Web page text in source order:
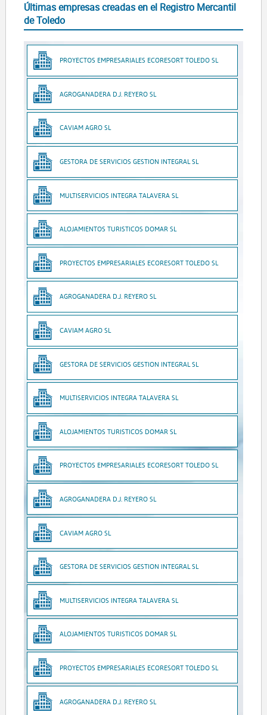
Últimas empresas creadas en el Registro Mercantil
de Toledo
PROYECTOS EMPRESARIALES ECORESORT TOLEDO SL
AGROGANADERA D.J. REYERO SL
CAVIAM AGRO SL
GESTORA DE SERVICIOS GESTION INTEGRAL SL
MULTISERVICIOS INTEGRA TALAVERA SL
ALOJAMIENTOS TURISTICOS DOMAR SL
PROYECTOS EMPRESARIALES ECORESORT TOLEDO SL
AGROGANADERA D.J. REYERO SL
CAVIAM AGRO SL
GESTORA DE SERVICIOS GESTION INTEGRAL SL
MULTISERVICIOS INTEGRA TALAVERA SL
ALOJAMIENTOS TURISTICOS DOMAR SL
PROYECTOS EMPRESARIALES ECORESORT TOLEDO SL
AGROGANADERA D.J. REYERO SL
CAVIAM AGRO SL
GESTORA DE SERVICIOS GESTION INTEGRAL SL
MULTISERVICIOS INTEGRA TALAVERA SL
ALOJAMIENTOS TURISTICOS DOMAR SL
PROYECTOS EMPRESARIALES ECORESORT TOLEDO SL
AGROGANADERA D.J. REYERO SL